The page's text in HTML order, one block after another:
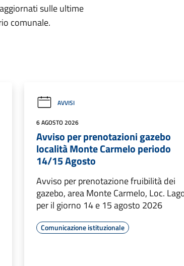
sulle ultime
comunale.
AVVISI
6 AGOSTO 2026
Avviso per prenotazioni gazebo
località Monte Carmelo periodo
14/15 Agosto
Avviso per prenotazione fruibilità dei
gazebo, area Monte Carmelo, Loc.
per il giorno 14 e 15 agosto 2026
Comunicazione istituzionale